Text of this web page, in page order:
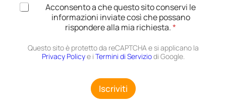
e
b
i
a
r
A
Acconsento a che questo sito conservi le
informazioni inviate così che possano
rispondere alla mia richiesta.*
Questo sito è protetto da reCAPTCHA e si applicano la
Privacy Policye i Termini di Serviziodi Google.
Iscriviti